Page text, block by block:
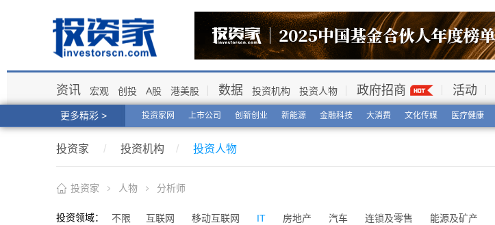
更多精彩 > 投资家网 上市公司 创新创业 新能源 金融科技 大消费 文化传媒 医疗健康
资讯 宏观 创投 A股 港美股 数据 投资机构 投资人物 政府招商 活动
投资家 / 投资机构 / 投资人物
投资家 人物 分析师
投资领域： 不限 互联网 移动互联网 IT 房地产 汽车 连锁及零售 能源及矿产